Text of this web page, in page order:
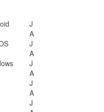
J
A
J
A
J
A
J
A
J